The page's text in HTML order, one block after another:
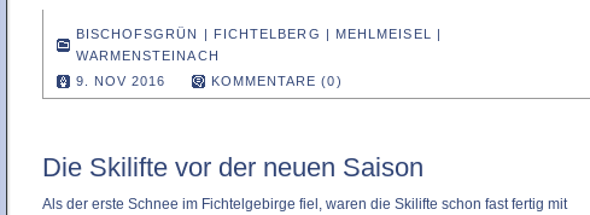
BISCHOFSGRÜN | FICHTELBERG | MEHLMEISEL
|
WARMENSTEINACH
9. NOV 2016
KOMMENTARE (0)
Die Skilifte vor der neuen Saison
Als der erste Schnee im Fichtelgebirge fiel, waren die Skilifte schon fast fertig mit